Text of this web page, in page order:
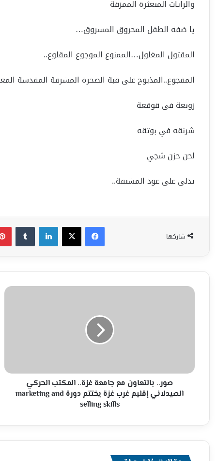
والرايات المبعثرة الممزقة
يا ضفة الطفل المحروق المسروق…
المقتول المغلول…الممنوع الموجوع المقلوع..
المفجوع..المذبوح على قبة الصخرة المشرفة المقدسة
زوبعة في قوقعة
شرنقة في بوتقة
لحن حزن شجي
تدلى على عود المشنقة..
شاركها
فيسبوك‫X لينكدإن
صور..
إقليم
marketing
selling
skills
صور.. بالتعاون مع جامعة غزة.. المكتب الحركي
الصيدلاني إقليم غرب غزة يختتم دورة marketing and
selling skills